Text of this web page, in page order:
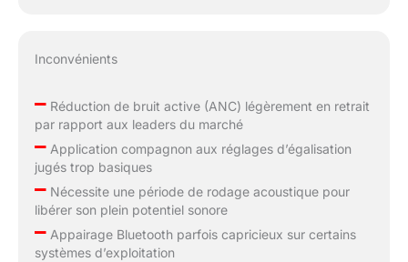
Inconvénients
–Réduction de bruit active (ANC) légèrement en retrait
par rapport aux leaders du marché
–Application compagnon aux réglages d’égalisation
jugés trop basiques
–Nécessite une période de rodage acoustique pour
libérer son plein potentiel sonore
–Appairage Bluetooth parfois capricieux sur certains
systèmes d’exploitation